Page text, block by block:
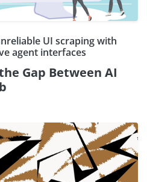
UI scraping with
agent interfaces
Gap Between AI